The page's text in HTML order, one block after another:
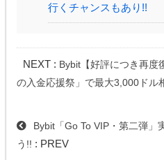
行くチャンスもあり!!
NEXT : Bybit【好評につき再度
の入金応援祭」で最大3,000ドル
Bybit「Go To VIP・第二弾」
う!! : PREV